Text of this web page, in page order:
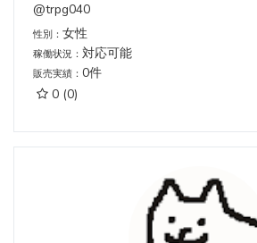
@trpg040
性別： 女性
稼働状況： 対応可能
販売実績： 0件
0 (0)